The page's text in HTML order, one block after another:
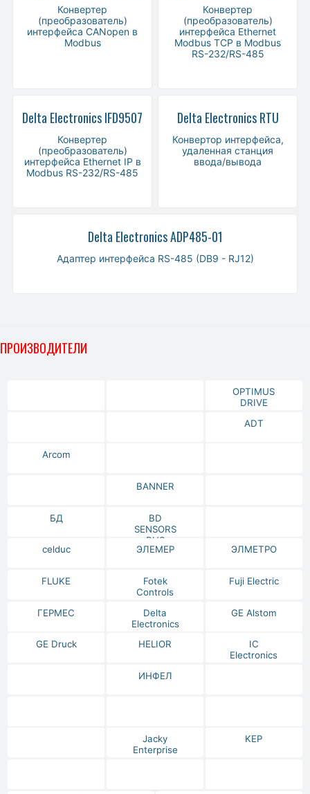
Конвертер
(преобразователь)
интерфейса CANopen в
Modbus
Конвертер
(преобразователь)
интерфейса Ethernet
Modbus TCP в Modbus
RS-232/RS-485
Delta Electronics IFD9507
Конвертер
(преобразователь)
интерфейса Ethernet IP в
Modbus RS-232/RS-485
Delta Electronics RTU
Конвертор интерфейса,
удаленная станция
ввода/вывода
Delta Electronics ADP485-01
Адаптер интерфейса RS-485 (DB9 - RJ12)
ПРОИЗВОДИТЕЛИ
OPTIMUS
DRIVE
ADT
Arcom
BANNER
БД
BD
SENSORS
RUS
celduc
ЭЛЕМЕР ЭЛМЕТРО
FLUKE
Fotek
Controls
Fuji Electric
ГЕРМЕС
Delta
Electronics
GE Alstom
GE Druck HELIOR
IC
Electronics
ИНФЕЛ
Jacky
Enterprise
KEP